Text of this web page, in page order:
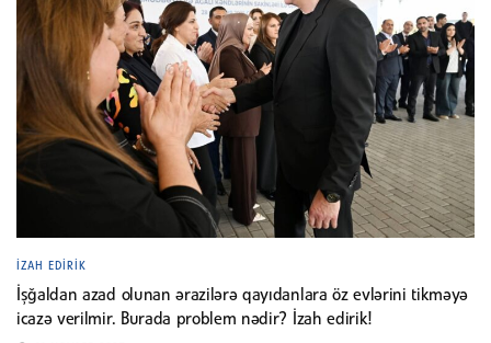
İZAH EDIRIK
İşğaldan azad olunan ərazilərə qayıdanlara öz evlərini tikməyə
icazə verilmir. Burada problem nədir? İzah edirik!